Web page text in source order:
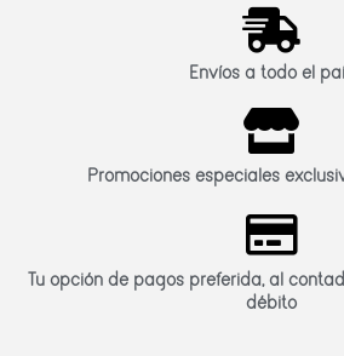
Envíos a todo el
Promociones especiales
Tu opción de pagos preferida, al
débito